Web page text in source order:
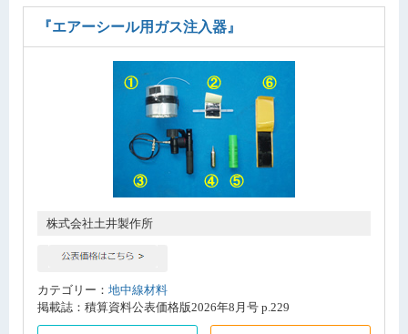
『エアーシール用ガス注入器』
株式会社土井製作所
カテゴリー： 地中線材料
掲載誌：積算資料公表価格版2026年8月号 p.229